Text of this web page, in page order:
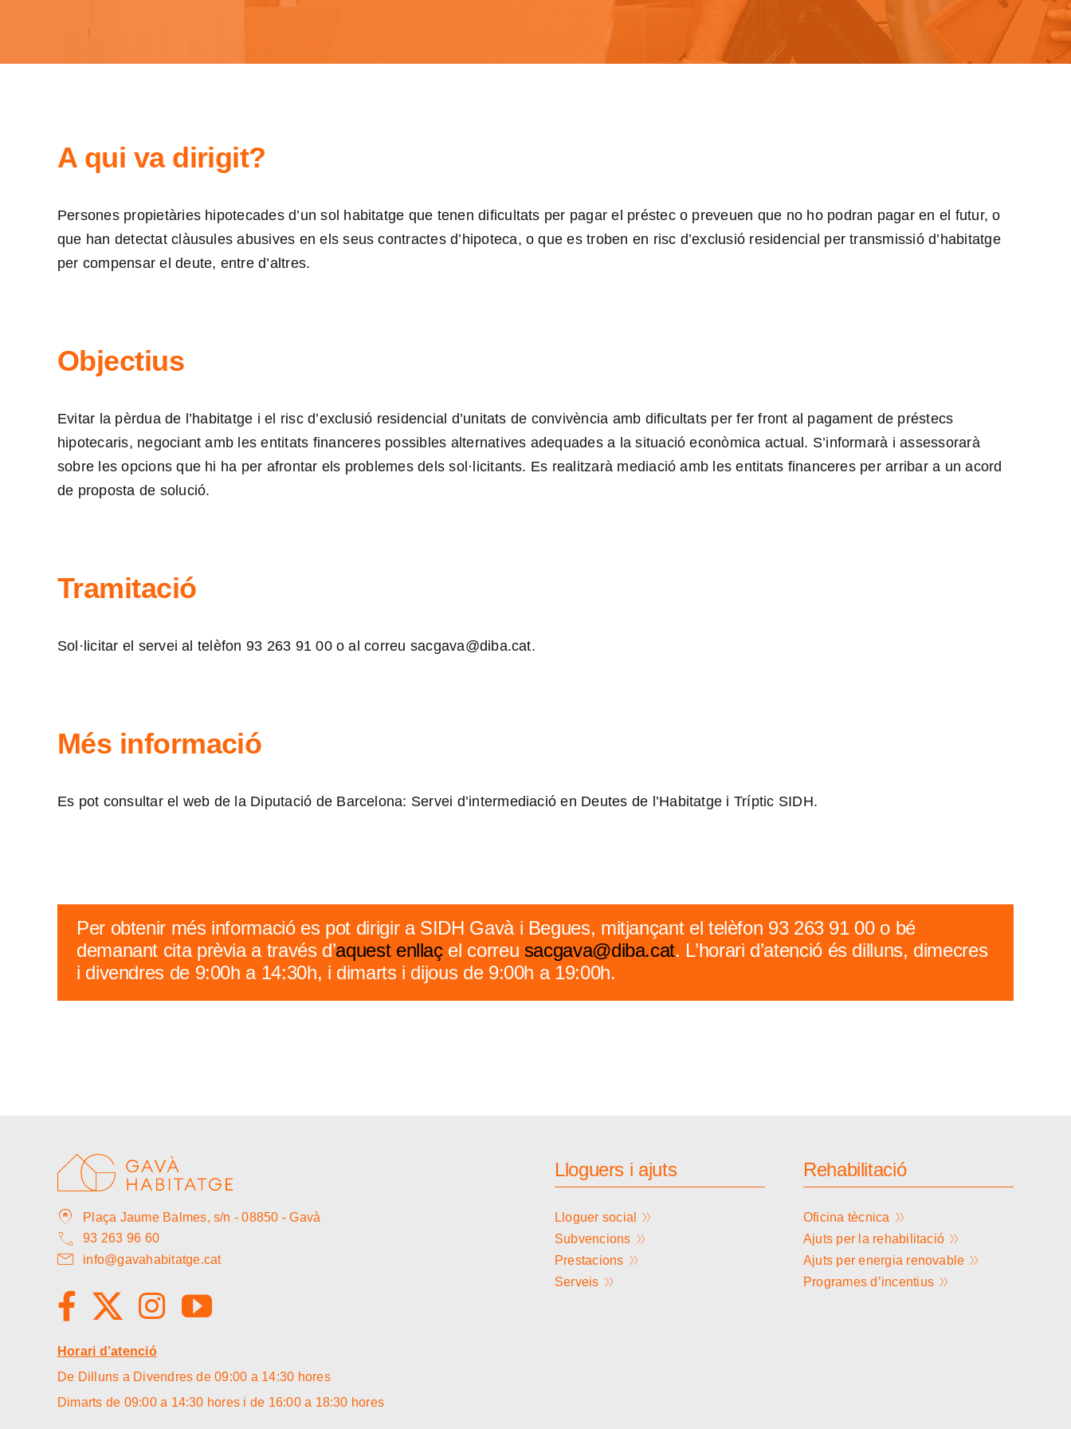
A qui va dirigit?
Persones propietàries hipotecades d’un sol habitatge que tenen dificultats per pagar el préstec o preveuen que no ho podran pagar en el futur, o
que han detectat clàusules abusives en els seus contractes d’hipoteca, o que es troben en risc d’exclusió residencial per transmissió d’habitatge
per compensar el deute, entre d’altres.
Objectius
Evitar la pèrdua de l’habitatge i el risc d’exclusió residencial d’unitats de convivència amb dificultats per fer front al pagament de préstecs
hipotecaris, negociant amb les entitats financeres possibles alternatives adequades a la situació econòmica actual. S’informarà i assessorarà
sobre les opcions que hi ha per afrontar els problemes dels sol·licitants. Es realitzarà mediació amb les entitats financeres per arribar a un acord
de proposta de solució.
Tramitació
Sol·licitar el servei al telèfon 93 263 91 00 o al correu sacgava@diba.cat.
Més informació
Es pot consultar el web de la Diputació de Barcelona: Servei d’intermediació en Deutes de l’Habitatge i Tríptic SIDH.
Per obtenir més informació es pot dirigir a SIDH Gavà i Begues, mitjançant el telèfon 93 263 91 00 o bé
demanant cita prèvia a través d’aquest enllaç el correu sacgava@diba.cat. L’horari d’atenció és dilluns, dimecres
i divendres de 9:00h a 14:30h, i dimarts i dijous de 9:00h a 19:00h.
home_pin Plaça Jaume Balmes, s/n - 08850 - Gavà
call 93 263 96 60
mail info@gavahabitatge.cat
Horari d’atenció
De Dilluns a Divendres de 09:00 a 14:30 hores
Dimarts de 09:00 a 14:30 hores i de 16:00 a 18:30 hores
Lloguers i ajuts
Lloguer social
Subvencions
Prestacions
Serveis
Rehabilitació
Oficina tècnica
Ajuts per la rehabilitació
Ajuts per energia renovable
Programes d’incentius